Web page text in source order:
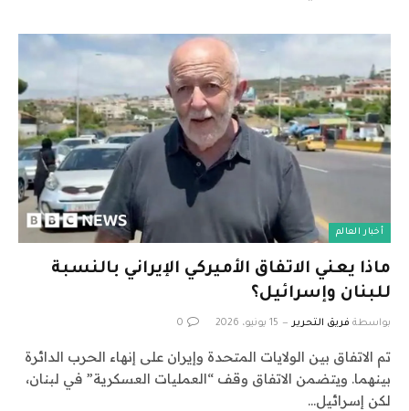
أخبار العالم
ماذا يعني الاتفاق الأميركي الإيراني بالنسبة
للبنان وإسرائيل؟
بواسطة فريق التحرير 15 يونيو، 2026 0
تم الاتفاق بين الولايات المتحدة وإيران على إنهاء الحرب الدائرة
بينهما. ويتضمن الاتفاق وقف “العمليات العسكرية” في لبنان،
لكن إسرائيل…